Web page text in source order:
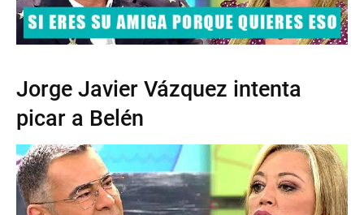
Jorge Javier Vázquez intenta
picar a Belén